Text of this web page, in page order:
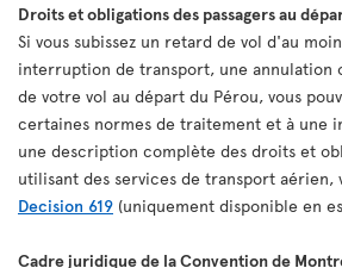
Droits et obligations des passagers au
Si vous subissez un retard de vol d'au
interruption de transport, une annulation
de votre vol au départ du Pérou, vous
certaines normes de traitement et à une
une description complète des droits et
utilisant des services de transport aérien,
Decision 619 (uniquement disponible en
Cadre juridique de la Convention de